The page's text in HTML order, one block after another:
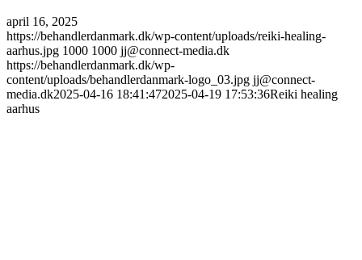
april 16, 2025
https://behandlerdanmark.dk/wp-content/uploads/reiki-healing-
aarhus.jpg 1000 1000 jj@connect-media.dk
https://behandlerdanmark.dk/wp-
content/uploads/behandlerdanmark-logo_03.jpg jj@connect-
media.dk2025-04-16 18:41:472025-04-19 17:53:36Reiki healing
aarhus